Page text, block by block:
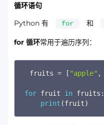
循环语句
Python 有
for 和
for 循环常用于遍历序列：
fruits = [ "apple" ,
for fruit in fruits :
print (fruit)